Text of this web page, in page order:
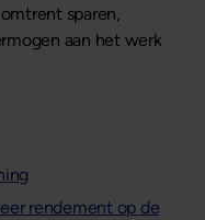
sparen,
aan het werk
rendement op de